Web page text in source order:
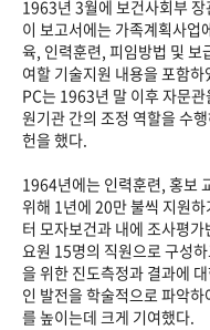
1963년 3월에 보건사회부
이 보고서에는 가족계획사업
육, 인력훈련, 피임방법 및 보
여할 기술지원 내용을 포함하
PC는 1963년 말 이후 자문
원기관 간의 조정 역할을 수
헌을 했다.
1964년에는 인력훈련, 홍보
위해 1년에 20만 불씩 지원
터 모자보건과 내에 조사평
요원 15명의 직원으로 구성
을 위한 진도측정과 결과에
인 발전을 학술적으로 파악
를 높이는데 크게 기여했다.